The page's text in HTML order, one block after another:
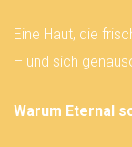
Eine Haut, die
– und sich
Warum Eternal